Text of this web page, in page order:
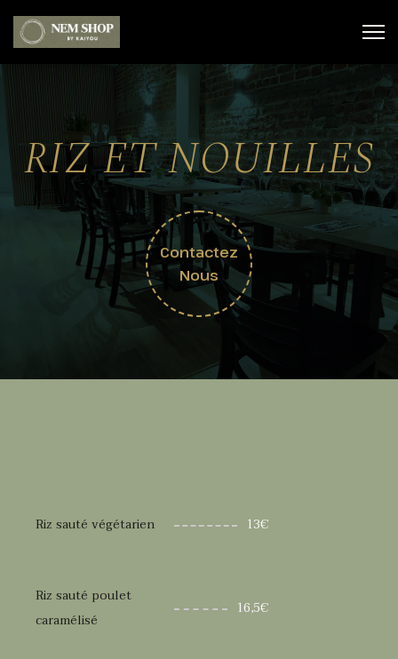
RIZ ET NOUILLES
Contactez
Nous
Riz sauté végétarien 13€
Riz sauté poulet
caramélisé
16,5€